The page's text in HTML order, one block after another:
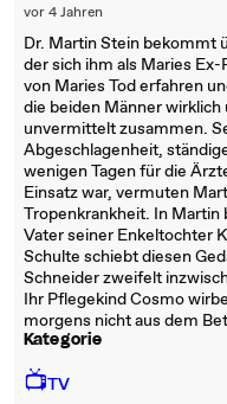
vor 4 Jahren
Dr. Martin Stein bekommt
der sich ihm als Maries
von Maries Tod erfahren
die beiden Männer
unvermittelt zusammen.
Abgeschlagenheit,
wenigen Tagen für die
Einsatz war, vermuten
Tropenkrankheit. In Martin
Vater seiner Enkeltochter
Schulte schiebt diesen
Schneider zweifelt
Ihr Pflegekind Cosmo
morgens nicht aus dem
Kategorie
📺TV